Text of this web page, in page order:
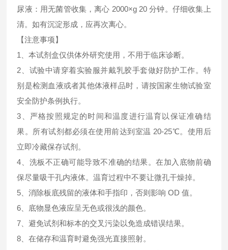
尿液：用无菌管收集，离心 2000×g 20 分钟。仔细收集上
清。如有沉淀形成，应再次离心。
【注意事项】
1、本试剂盒仅供体外研究使用，不用于临床诊断。
2、试验中请穿着实验服并戴乳胶手套做好防护工作。特
别是检测血液或者其他体液样品时，请按国家生物试验室
安全防护条例执行。
3、严格按照规定的时间和温度进行温育以保证准确结
果。所有试剂都必须在使用前达到室温 20-25℃。使用后
立即冷藏保存试剂。
4、洗板不正确可能导致不准确的结果。在加入底物前确
保尽量吸干孔内液体。温育过程中不要让微孔干燥掉。
5、消除板底残留的液体和手指印，否则影响 OD 值。
6、底物显色液应呈无色或很浅的颜色。
7、避免试剂和标本的交叉污染以免造成错误结果。
8、在储存和温育时避免强光直接照射。